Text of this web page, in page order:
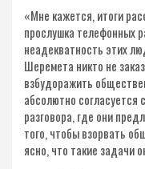
«Мне кажется, итоги
прослушка телефонных
неадекватность этих
Шеремета никто не
взбудоражить
абсолютно согласуется
разговора, где они
того, чтобы взорвать
ясно, что такие задачи